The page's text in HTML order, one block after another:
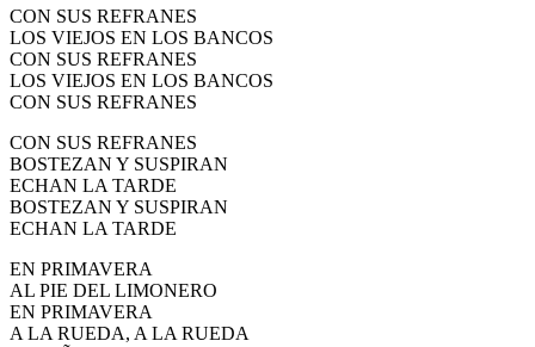
CON SUS REFRANES
LOS VIEJOS EN LOS BANCOS
CON SUS REFRANES
LOS VIEJOS EN LOS BANCOS
CON SUS REFRANES
CON SUS REFRANES
BOSTEZAN Y SUSPIRAN
ECHAN LA TARDE
BOSTEZAN Y SUSPIRAN
ECHAN LA TARDE
EN PRIMAVERA
AL PIE DEL LIMONERO
EN PRIMAVERA
A LA RUEDA, A LA RUEDA